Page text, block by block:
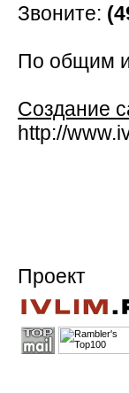
Звоните:
По общим
Создание
http://
Проект